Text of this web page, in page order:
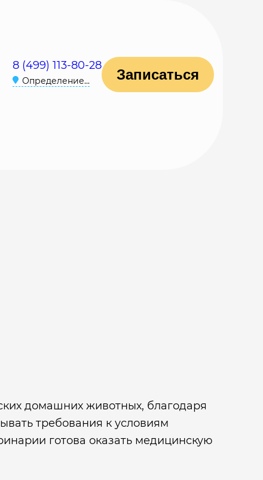
8 (499) 113-80-28
Определение... Записаться
домашних животных, благодаря
требования к условиям
готова оказать медицинскую